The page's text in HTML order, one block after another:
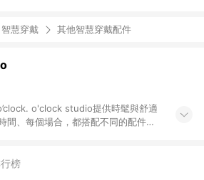
智慧穿戴 其他智慧穿戴配件
o'clock studio提供時髦與舒適
間、每個場合，都搭配不同的配件飾
榜